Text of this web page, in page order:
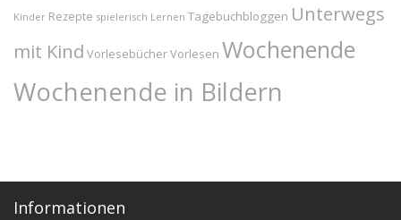
Kinder Rezepte spielerisch Lernen Tagebuchbloggen Unterwegs
mit Kind VorlesebücherVorlesen Wochenende
Wochenende in Bildern
Informationen